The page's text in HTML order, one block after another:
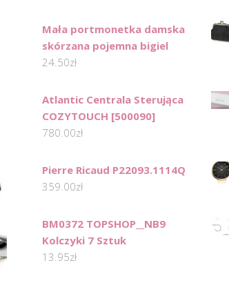
Mała portmonetka damska
skórzana pojemna bigiel
24.50zł
Atlantic Centrala Sterująca
COZYTOUCH [500090]
780.00zł
Pierre Ricaud P22093.1114Q
359.00zł
BM0372 TOPSHOP__NB9
Kolczyki 7 Sztuk
13.95zł